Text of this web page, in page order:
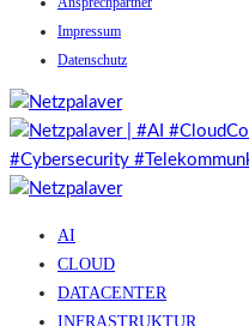
Impressum
Datenschutz
AI
CLOUD
DATACENTER
INFRASTRUKTUR